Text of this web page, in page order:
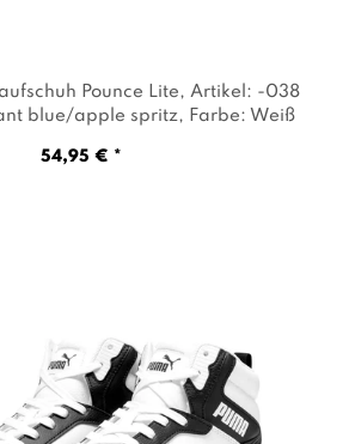
Pounce Lite , Artikel: -038
blue/apple spritz , Farbe: Weiß
54,95 € *